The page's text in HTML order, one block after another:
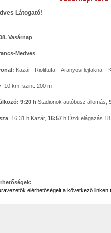
Látogató!
. Vasárnap
Medves
Kazár– Riolittufa – Aranyosi lejtakna –
10 km, szint: 200 m
9:20 h Stadionok autóbusz állomás,
: 16:31 h Kazár, 16:57 h Ózdi elágazás
elérhetőségeit a következő linken